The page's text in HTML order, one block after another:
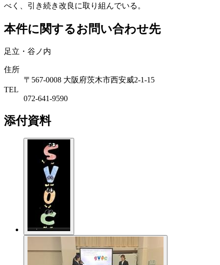
べく、引き続き改良に取り組んでいる。
本件に関するお問い合わせ先
足立・谷ノ内
住所
〒567-0008 大阪府茨木市西安威2-1-15
TEL
072-641-9590
添付資料